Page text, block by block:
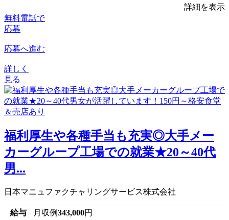
詳細を表示
無料電話で
応募
応募へ進む
詳しく
見る
福利厚生や各種手当も充実◎大手メー
カーグループ工場での就業★20～40代
男...
日本マニュファクチャリングサービス株式会社
給与 月収例343,000円